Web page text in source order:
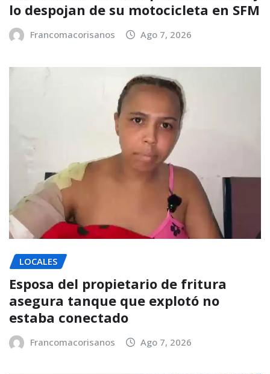
lo despojan de su motocicleta en SFM
Francomacorisanos Ago 7, 2026
LOCALES
Esposa del propietario de fritura
asegura tanque que explotó no
estaba conectado
Francomacorisanos Ago 7, 2026